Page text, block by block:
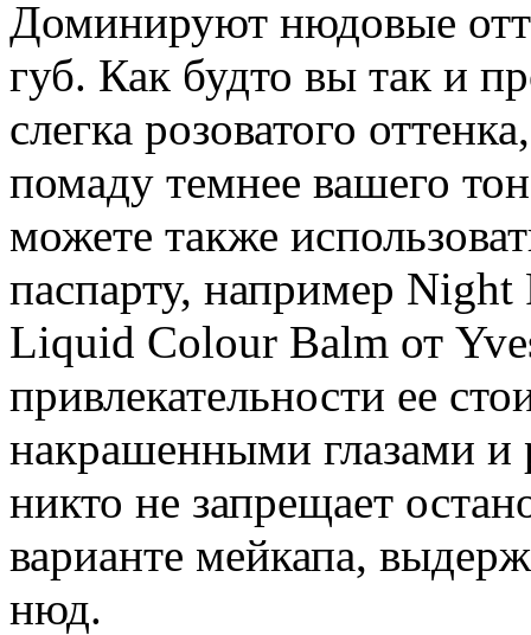
Доминируют нюдовые
губ. Как будто вы так и
слегка розоватого
помаду темнее вашего
можете также
паспарту, например Night
Liquid Colour Balm от
привлекательности ее
накрашенными глазами
никто не запрещает
варианте мейкапа,
нюд.